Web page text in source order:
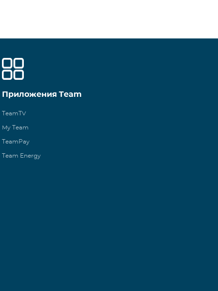
Приложения Team
TeamTV
My Team
TeamPay
Team Energy